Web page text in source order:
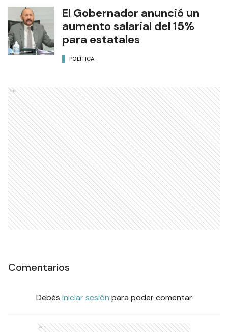
El Gobernador anunció un
aumento salarial del 15%
para estatales
POLÍTICA
Ads
Comentarios
Debés iniciar sesión para poder comentar
Ads